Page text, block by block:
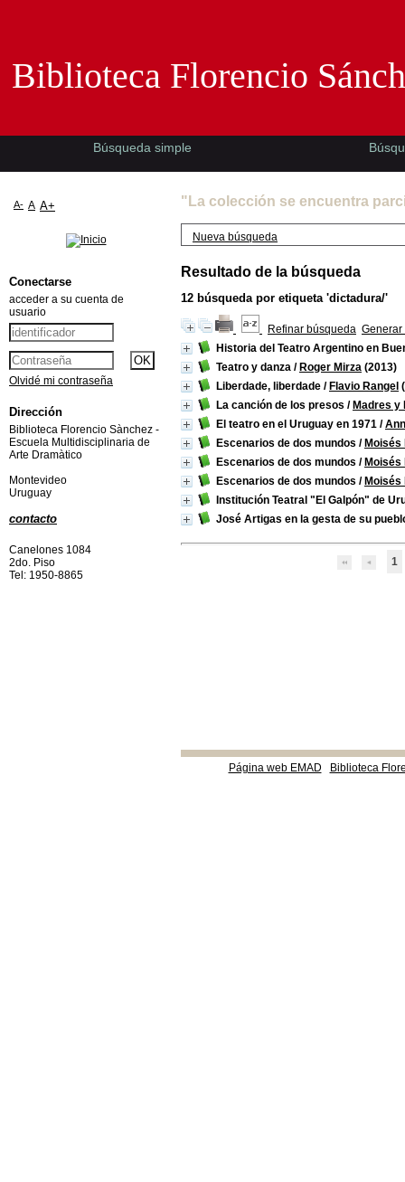
"La colección se encuentra
Nueva búsqueda
Resultado de la búsqueda
12 búsqueda por etiqueta 'dictadura/'
Refinar búsqueda Generar
Historia del Teatro Argentino en
Teatro y danza / Roger Mirza (2013)
Liberdade, liberdade / Flavio Rangel
La canción de los presos / Madres y
El teatro en el Uruguay en 1971 /
Escenarios de dos mundos / Moisés
Escenarios de dos mundos / Moisés
Escenarios de dos mundos / Moisés
Institución Teatral "El Galpón" de
José Artigas en la gesta de su
1
Página web EMAD Biblioteca
Biblioteca Florencio
Búsqueda simple
A- A A+
Conectarse
acceder a su cuenta de
usuario
Olvidé mi contraseña
Dirección
Biblioteca Florencio Sànchez -
Escuela Multidisciplinaria de
Arte Dramàtico
Montevideo
Uruguay
contacto
Canelones 1084
2do. Piso
Tel: 1950-8865